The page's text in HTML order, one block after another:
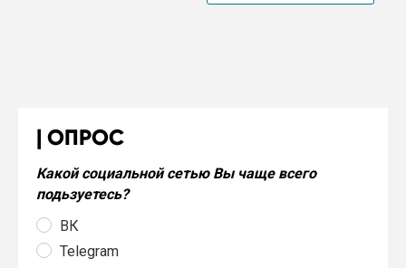
ОПРОС
Какой социальной сетью Вы чаще всего
подьзуетесь?
ВК
Telegram